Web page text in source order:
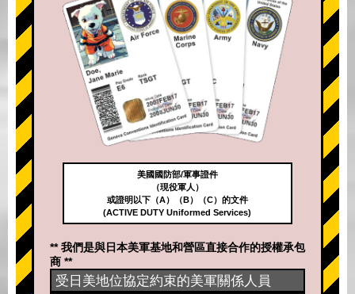
美國國防部/軍事證件
（現役軍人）
或證明以下（A）（B）（C）的文件
(ACTIVE DUTY Uniformed Services)
** 我們是與日本美軍基地和營區直接合作的授權承包
商 **
受日美地位協定約束的美軍關係人員